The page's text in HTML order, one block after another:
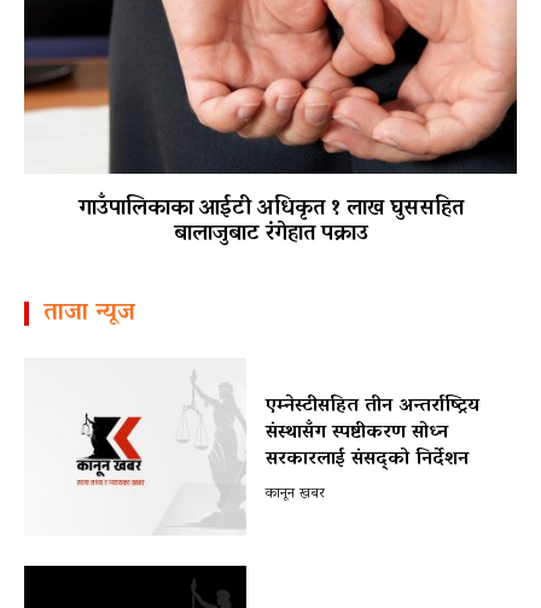
गाउँपालिकाका आईटी अधिकृत १ लाख घुससहित
बालाजुबाट रंगेहात पक्राउ
ताजा न्यूज
एम्नेस्टीसहित तीन अन्तर्राष्ट्रिय
संस्थासँग स्पष्टीकरण सोध्न
सरकारलाई संसद्को निर्देशन
कानून खबर